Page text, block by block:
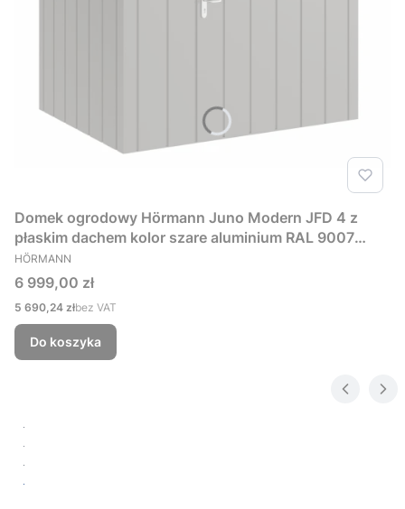
Domek ogrodowy Hörmann Juno Modern JFD 4 z
płaskim dachem kolor szare aluminium RAL 9007
229x181 cm
PRODUCENT
HÖRMANN
Cena
6 999,00 zł
Cena
5 690,24 złbez VAT
Do koszyka